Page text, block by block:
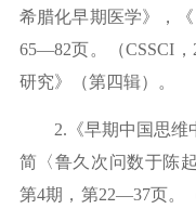
希腊化早期医学》，
65—82页。（CSSCI，
研究》（第四辑）。
2.《早期中国思
简〈鲁久次问数于陈
第4期，第22—37页。